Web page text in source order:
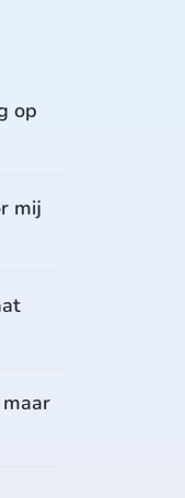
op
mij